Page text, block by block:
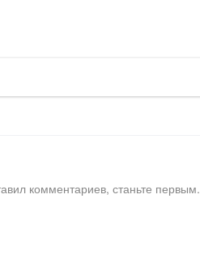
комментариев, станьте первым.